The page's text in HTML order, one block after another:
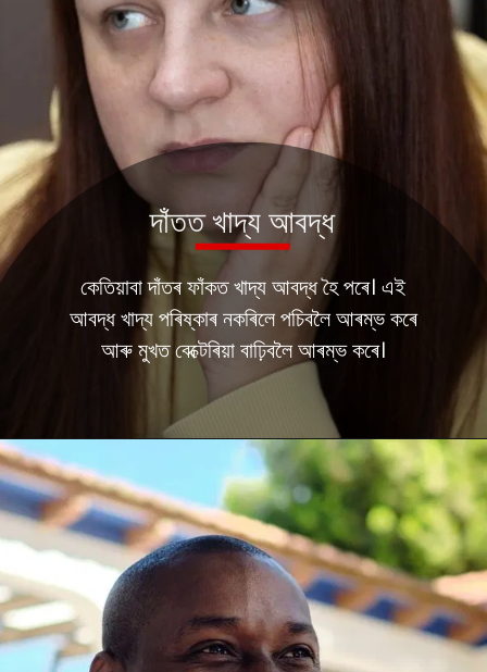
কেতিয়াবা দাঁতৰ ফাঁকত খাদ্য আবদ্ধ হৈ পৰে। এই
আবদ্ধ খাদ্য পৰিষ্কাৰ নকৰিলে পচিবলৈ আৰম্ভ কৰে
আৰু মুখত বেক্টেৰিয়া বাঢ়িবলৈ আৰম্ভ কৰে।
দাঁতত খাদ্য আবদ্ধ